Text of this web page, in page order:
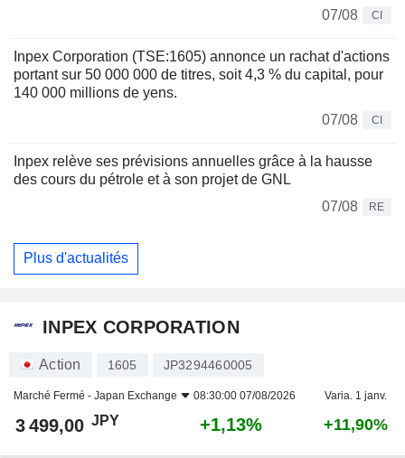
07/08 CI
Inpex Corporation (TSE:1605) annonce un rachat d'actions
portant sur 50 000 000 de titres, soit 4,3 % du capital, pour
140 000 millions de yens.
07/08
CI
Inpex relève ses prévisions annuelles grâce à la hausse
des cours du pétrole et à son projet de GNL
07/08
RE
Plus d'actualités
INPEX CORPORATION
Action 1605 JP3294460005
Marché Fermé - Japan Exchange 08:30:00 07/08/2026 Varia. 1 janv.
3 499,00 JPY +1,13% +11,90%